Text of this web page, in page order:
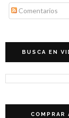
Comentarios
BUSCA EN
COMPRAR